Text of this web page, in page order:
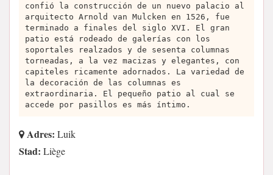
confió la construcción de un nuevo palacio al
arquitecto Arnold van Mulcken en 1526, fue
terminado a finales del siglo XVI. El gran
patio está rodeado de galerías con los
soportales realzados y de sesenta columnas
torneadas, a la vez macizas y elegantes, con
capiteles ricamente adornados. La variedad de
la decoración de las columnas es
extraordinaria. El pequeño patio al cual se
accede por pasillos es más íntimo.
Adres: Luik
Stad: Liège